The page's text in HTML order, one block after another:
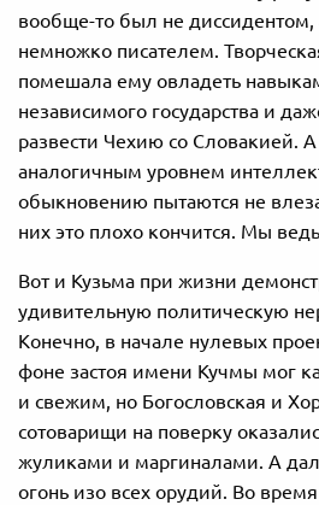
вообще-то был не диссидентом,
немножко писателем.
помешала ему овладеть
независимого государства и
развести Чехию со Словакией.
аналогичным уровнем
обыкновению пытаются не
них это плохо кончится. Мы
Вот и Кузьма при жизни
удивительную политическую
Конечно, в начале нулевых
фоне застоя имени Кучмы мог
и свежим, но Богословская и
сотоварищи на поверку
жуликами и маргиналами. А
огонь изо всех орудий. Во